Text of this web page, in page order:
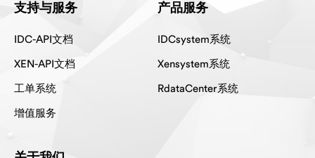
支持与服务
IDC-API文档
XEN-API文档
工单系统
增值服务
产品服务
IDCsystem系统
Xensystem系统
RdataCenter系统